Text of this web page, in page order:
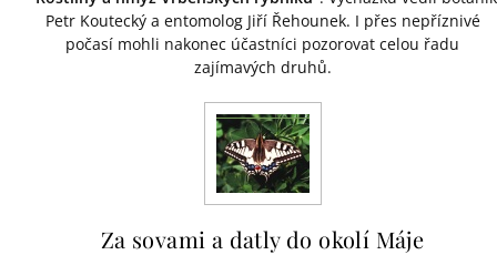
Petr Koutecký a entomolog Jiří Řehounek. I přes nepříznivé
počasí mohli nakonec účastníci pozorovat celou řadu
zajímavých druhů.
Za sovami a datly do okolí Máje